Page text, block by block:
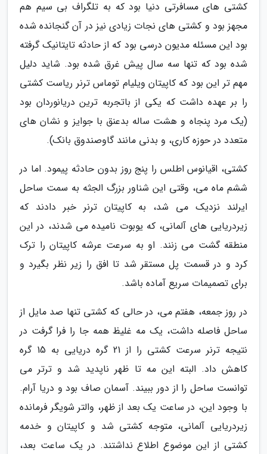
کشتی های مسافرتی دنیا بود که به تلگراف بی سیم هم
مجهز بود و کشتی های نجات زیادی نیز در آن گنجانده شده
بود این مسئله مدیون درسی بود که از حادثه تایتانیک گرفته
شده بود که تنها سه سال پیش غرق شده بود. شاید دلیل
مهم تر این بود که کاپیتان ویلیام توماس ترنر ریاست کشتی
را بر عهده داشت که یکی از باتجربه ترین دریانوردان بود
(یک مرد پنجاه و هشت ساله بدعنق با جوایز و نشان های
متعدد در حوزه کاری، و بدنی مانند گاوصندوق بانک).
کشتی، اقیانوس اطلس را پنج روز بدون حادثه پیمود. اما در
ششم ماه می، وقتی این شناور بزرگ الجثه به سمت ساحل
ایرلند نزدیک می شد، به کاپیتان ترنر خبر دادند که
زیردریایی های آلمانی، که یوبوت نامیده می شدند، در این
منطقه گشت می زنند. او به سرعت عرشه کاپیتان را ترک
کرد و در قسمت پل مستقر شد تا افق را زیر نظر بگیرد و
برای تصمیمات سریع آماده باشد.
در روز جمعه، هفتم می، در حالی که کشتی تنها صد مایل از
ساحل فاصله داشت، یک مه غلیظ همه جا را فرا گرفت در
نتیجه ترنر سرعت کشتی را از 21 گره دریایی به 15 گره
کاهش داد. البته این مه تا ظهر ناپدید شد و ترتر می
توانست ساحل را از دور ببیند. آسمان صاف بود و دریا آرام.
با وجود این، در ساعت یک بعد از ظهر، والتر شویگر فرمانده
زیردریایی آلمانی، متوجه کشتی شد و کاپیتان و خدمه
کشتی از این موضوع اطلاع نداشتند. در یک ساعت بعد،